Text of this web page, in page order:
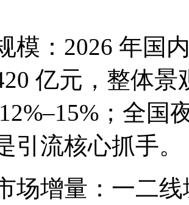
模：2026 年国
亿元，整体
；全国
引流核心抓手。
场增量：一二